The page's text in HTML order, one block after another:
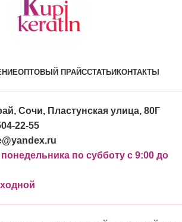
ОПТОВЫЙ ПРАЙССТАТЬИКОНТАКТЫ
Сочи, Пластунская улица, 80Г
22-55
по субботу с 9:00 до